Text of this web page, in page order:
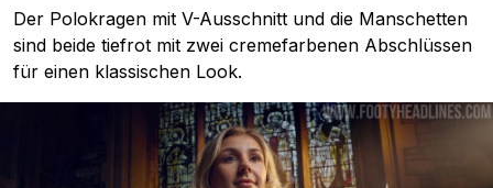
Der Polokragen mit V-Ausschnitt und die Manschetten
sind beide tiefrot mit zwei cremefarbenen Abschlüssen
für einen klassischen Look.